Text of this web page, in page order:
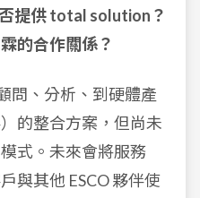
提供 total solution？
的合作關係？
問、分析、到硬體產
的整合方案，但尚未
式。未來會將服務
與其他 ESCO 夥伴使